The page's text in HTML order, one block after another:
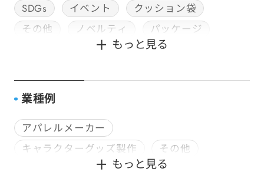
SDGs イベント
クッション袋
その他
ノベルティ
パッケージ
社用・ビジネス封筒
配送・郵送用
もっと見る
業種例
アパレルメーカー
キャラクターグッズ製作
その他
企画会社
もっと見る